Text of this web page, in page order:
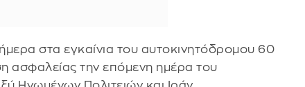
στα εγκαίνια του αυτοκινητόδρομου 60
ασφαλείας την επόμενη ημέρα του